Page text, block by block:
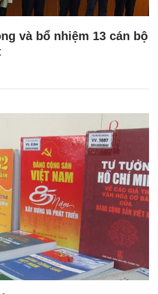
và bổ nhiệm 13 cán bộ